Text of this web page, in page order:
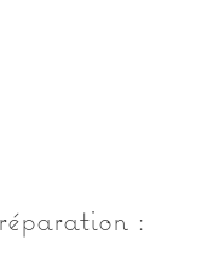
: